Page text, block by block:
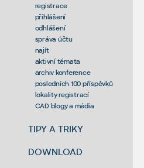
registrace
přihlášení
odhlášení
správa účtu
najít
aktivní témata
archiv konference
posledních 100 příspěvků
lokality registrací
CAD blogy a média
TIPY A TRIKY
DOWNLOAD